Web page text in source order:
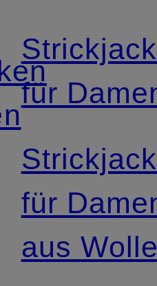
für
für
aus